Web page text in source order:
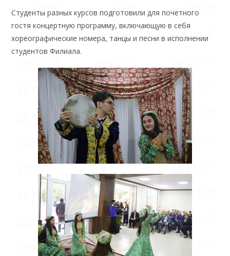
Студенты разных курсов подготовили для почетного
гостя концертную программу, включающую в себя
хореографические номера, танцы и песни в исполнении
студентов Филиала.